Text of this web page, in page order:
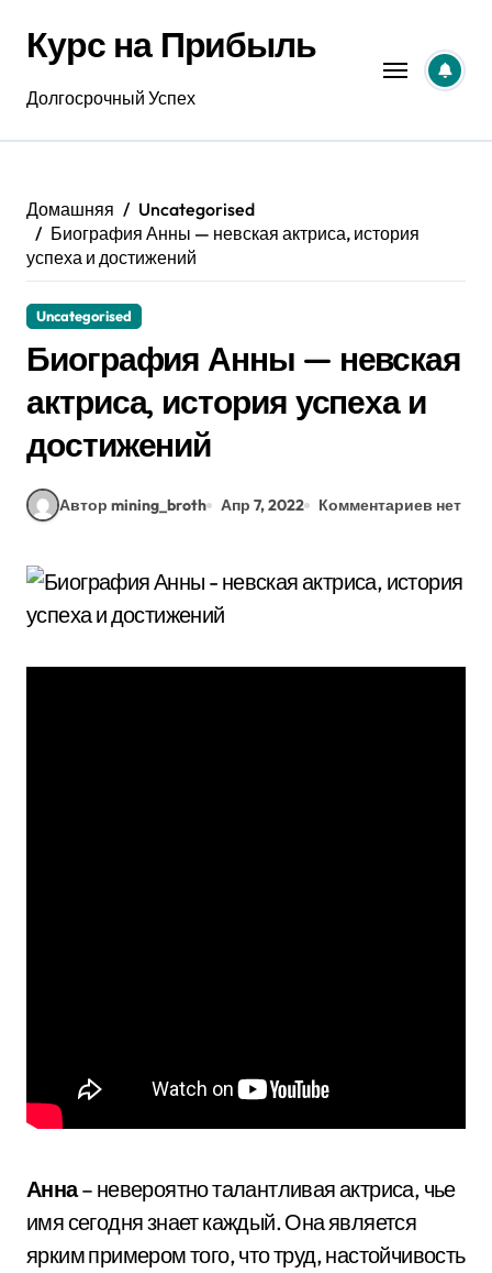
содержанию
Курс на Прибыль
Долгосрочный Успех
Домашняя
Uncategorised
Биография Анны — невская актриса, история
успеха и достижений
Uncategorised
Биография Анны — невская
актриса, история успеха и
достижений
Автор mining_broth Апр 7, 2022 Комментариев нет
Анна– невероятно талантливая актриса, чье
имя сегодня знает каждый. Она является
ярким примером того, что труд, настойчивость